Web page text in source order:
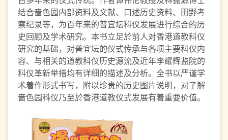
结合啬色园内部资料及文献、口述历史资料、田野考
察纪录等，为百年来的普宜坛科仪发展进行综合的历
史回顾及学术研究。本书立足於前人对香港道教科仪
研究的基础，对普宜坛的仪式传承与各项主要科仪内
容、与相关的道教科仪历史源流及近年李耀辉监院的
科仪革新举措均有详细的描述及分析。全书以严谨学
术着作形式书写，附以珍贵的历史图片说明，对了解
啬色园科仪乃至於香港道教仪式发展有着重要价值。